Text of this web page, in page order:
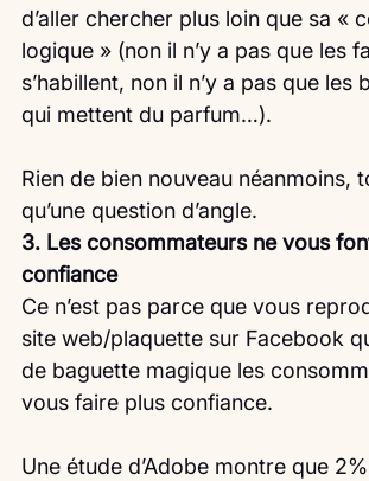
d’aller chercher plus loin que sa «
logique » (non il n’y a pas que les
s’habillent, non il n’y a pas que les
qui mettent du parfum…).
Rien de bien nouveau néanmoins,
qu’une question d’angle.
3. Les consommateurs ne vous
confiance
Ce n’est pas parce que vous
site web/plaquette sur Facebook
de baguette magique les
vous faire plus confiance.
Une étude d’Adobe montre que